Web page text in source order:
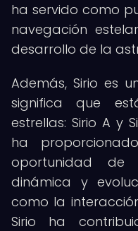
ha servido como
navegación
desarrollo de la
Además, Sirio es
significa que
estrellas: Sirio A y
ha
oportunidad
dinámica y
como la
Sirio ha